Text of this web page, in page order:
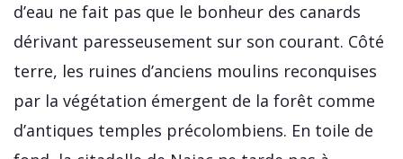
d’eau ne fait pas que le bonheur des canards
dérivant paresseusement sur son courant. Côté
terre, les ruines d’anciens moulins reconquises
par la végétation émergent de la forêt comme
d’antiques temples précolombiens. En toile de